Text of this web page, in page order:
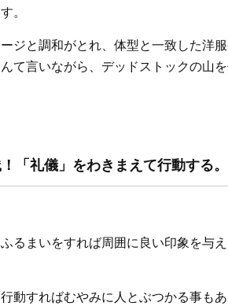
。
ジと調和がとれ、体型と一致した洋
て言いながら、デッドストックの山を
「礼儀」をわきまえて行動する。
るまいをすれば周囲に良い印象を与
動すればむやみに人とぶつかる事も